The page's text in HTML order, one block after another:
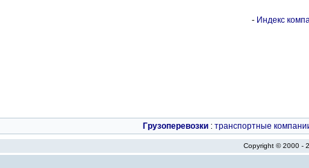
- Индекс
Грузоперевозки : транспортные
Copyright © 2000 -